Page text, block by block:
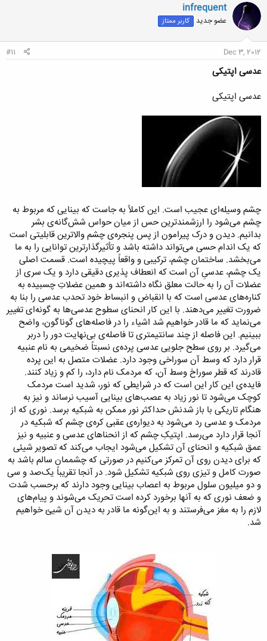
infrequent
عضو جدید کاربر ممتاز
Dec 3, 2012
#11
عدسی اپتیکی
عدسی اپتیکی
چشم وسیله‌ای عجیب است. این کاملاً به جاست که بینایی که مربوط به
چشم می‌شود را ارزشمندترین حس از میان حواس شش‌گانه‌ی بشر
بدانیم. دیدن و درک پیرامون از پس پنجره‌ی چشم والاترین قابلیتی است
که یک اندام حسی می‌تواند داشته باشد و تأثیرگذارترین توانایی را به ما
می‌بخشد. ساختمان چشم، ترکیبی و واقعاً پیچیده است. قسمت اصلی
یک چشم، عدسیِ آن است که انعطاف پذیری دقیقی دارد و یک سری از
عضلات آن را به حالت معلق نگاه داشته‌اند و همین عضلاتِ چسبیده به
کناره‌های عدسی است که با انقباض و انبساط خود تحدب عدسی را بنا به
ضرورت تغییر می‌دهند. با این کار انحنای سطوح عدسی‌ها به گونه‌ای تغییر
می‌نماید که ما قادر خواهیم شد اشیاء را در فاصله‌های گوناگون، واضح
ببینیم. این فاصله از چند سانتیمتری تا فاصله‌ی بی‌نهایت دور را دربر
می‌گیرد. بر روی سطح جلویی عدسی پرده‌ی نسبتاً ضخیمی به نام عنبیه
قرار دارد که وسط آن سوراخی وجود دارد. عضلات متصل به این پرده
قادرند که قطر سوراخ وسط آن، که مردمک نام دارد، را کم و زیاد کنند.
فایده‌ی این کار این است که در شرایطی که نور، شدید است مردمک
کوچک می‌شود تا نور زیاد به عصب‌های بینایی آسیب نرساند و نیز به
هنگام تاریکی با باز شدنش حداکثر نور ممکن به شبکیه برسد. نوری که از
مردمک و عدسی رد می‌شود به دیواره‌ی عقبی کره‌ی چشم که شبکیه در
آنجا قرار دارد می‌رسد. اپتیکِ چشم که از انحناهای عدسی و عنبیه و نیز
عمق شبکیه و انحنای آن تشکیل می‌شود ایجاب می‌کند که تصویر شیئی
که برای دیدن روی آن تمرکز می‌کنیم در صورتی که چشممان سالم باشد به
صورت کامل و تیزی روی شبکیه تشکیل شود. در آنجا تقریباً یک‌صد و سی
و دو میلیون سلول مربوط به اعصاب بینایی وجود دارند که برحسب شدت
و ضعف نوری که به آنها برخورد کرده است تحریک می‌شوند و پیام‌های
لازم را به مغز می‌فرستند و به این‌گونه ما قادر به دیدن آن شیئ خواهیم
شد.